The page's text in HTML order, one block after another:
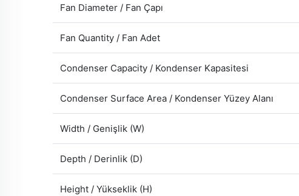
Fan Diameter / Fan Çapı
Fan Quantity / Fan Adet
Condenser Capacity / Kondenser Kapasitesi
Condenser Surface Area / Kondenser Yüzey Alanı
Width / Genişlik (W)
Depth / Derinlik (D)
Height / Yükseklik (H)